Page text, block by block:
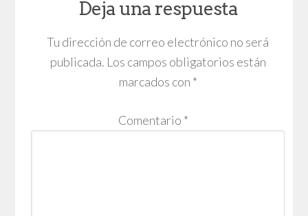
Deja una respuesta
Tu dirección de correo electrónico no será
publicada. Los campos obligatorios están
marcados con *
Comentario *